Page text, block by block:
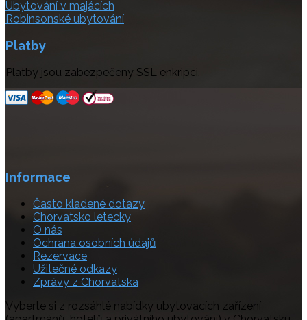
Ubytování v majácích
Robinsonské ubytování
Platby
Platby jsou zabezpečeny SSL enkripci.
Informace
Často kladené dotazy
Chorvatsko letecky
O nás
Ochrana osobních údajů
Rezervace
Užitečné odkazy
Zprávy z Chorvatska
Vyberte si z rozsáhlé nabídky ubytovacích zařízení